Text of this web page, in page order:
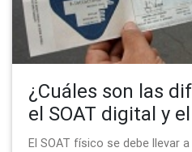
¿Cuáles son las
el SOAT digital y
El SOAT físico se debe llevar